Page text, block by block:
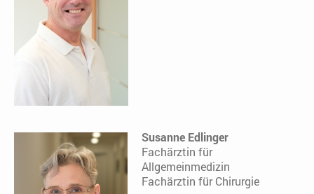
Susanne Edlinger
Fachärztin für
Allgemeinmedizin
Fachärztin für Chirurgie